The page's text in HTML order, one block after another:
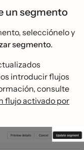
un segmento
selecciónelo y
segmento.
introducir flujos
consulte
flujo activado por